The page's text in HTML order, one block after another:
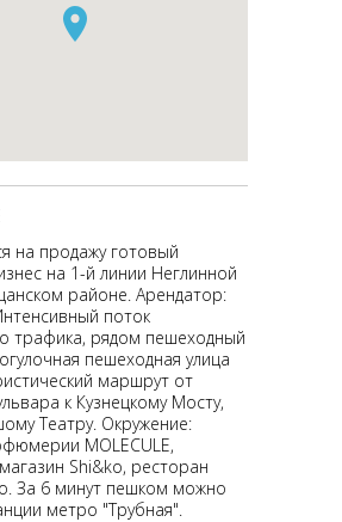
на продажу готовый
на 1-й линии Неглинной
районе. Арендатор:
поток
трафика, рядом пешеходный
пешеходная улица
маршрут от
к Кузнецкому Мосту,
Театру. Окружение:
MOLECULE,
Shi&ko, ресторан
За 6 минут пешком можно
метро "Трубная".